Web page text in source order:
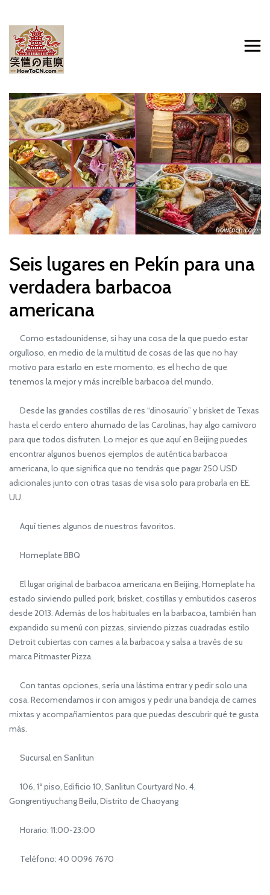
Seis lugares en Pekín para una
verdadera barbacoa
americana
Como estadounidense, si hay una cosa de la que puedo estar
orgulloso, en medio de la multitud de cosas de las que no hay
motivo para estarlo en este momento, es el hecho de que
tenemos la mejor y más increíble barbacoa del mundo.
Desde las grandes costillas de res “dinosaurio” y brisket de Texas
hasta el cerdo entero ahumado de las Carolinas, hay algo carnívoro
para que todos disfruten. Lo mejor es que aquí en Beijing puedes
encontrar algunos buenos ejemplos de auténtica barbacoa
americana, lo que significa que no tendrás que pagar 250 USD
adicionales junto con otras tasas de visa solo para probarla en EE.
UU.
Aquí tienes algunos de nuestros favoritos.
Homeplate BBQ
El lugar original de barbacoa americana en Beijing, Homeplate ha
estado sirviendo pulled pork, brisket, costillas y embutidos caseros
desde 2013. Además de los habituales en la barbacoa, también han
expandido su menú con pizzas, sirviendo pizzas cuadradas estilo
Detroit cubiertas con carnes a la barbacoa y salsa a través de su
marca Pitmaster Pizza.
Con tantas opciones, sería una lástima entrar y pedir solo una
cosa. Recomendamos ir con amigos y pedir una bandeja de carnes
mixtas y acompañamientos para que puedas descubrir qué te gusta
más.
Sucursal en Sanlitun
106, 1º piso, Edificio 10, Sanlitun Courtyard No. 4,
Gongrentiyuchang Beilu, Distrito de Chaoyang
Horario: 11:00-23:00
Teléfono: 40 0096 7670